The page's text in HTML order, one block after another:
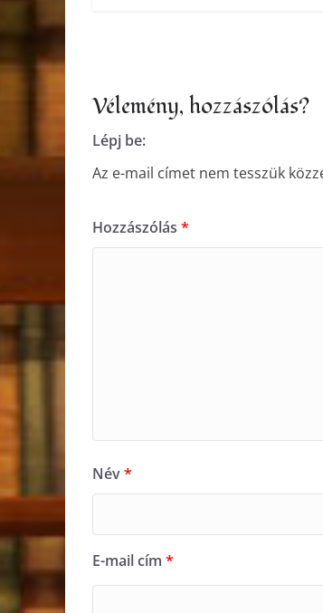
Vélemény, hozzászólás?
Lépj be:
Az e-mail címet nem tesszük
Hozzászólás *
Név*
E-mail cím *